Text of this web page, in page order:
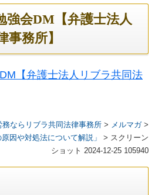
強会DM【弁護士法人
事務所】
【弁護士法人リブラ共同法
ならリブラ共同法律事務所 > メルマガ>
因や対処法について解説」
> スクリーン
ショット 2024-12-25 105940